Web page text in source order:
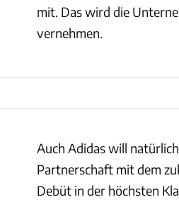
mit. Das wird die
vernehmen.
Auch Adidas will
Partnerschaft mit dem
Debüt in der höchsten